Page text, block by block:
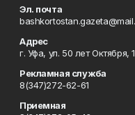
Эл. почта
Адрес
г. Уфа, ул. 50 лет Октября,
Рекламная служба
8(347)272-62-61
Приемная